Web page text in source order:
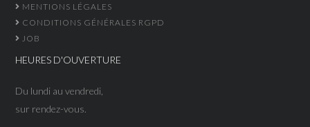
MENTIONS LÉGALES
CONDITIONS GÉNÉRALES RGPD
JOB
HEURES D'OUVERTURE
Du lundi au vendredi,
sur rendez-vous.